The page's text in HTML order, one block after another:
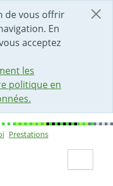
de vous offrir
En
acceptez
les
politique en
Prestations